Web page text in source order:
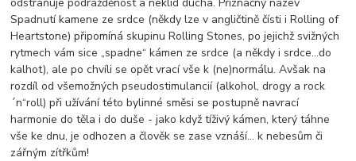
Spadnutí kamene ze srdce (někdy lze v angličtině čísti i Rolling of
Heartstone) připomíná skupinu Rolling Stones, po jejichž svižných
rytmech vám sice „spadne“ kámen ze srdce (a někdy i srdce...do
kalhot), ale po chvíli se opět vrací vše k (ne)normálu. Avšak na
rozdíl od všemožných pseudostimulancií (alkohol, drogy a rock
´n“roll) při užívání této bylinné směsi se postupně navrací
harmonie do těla i do duše - jako když tíživý kámen, který táhne
vše ke dnu, je odhozen a člověk se zase vznáší… k nebesům či
zářným zítřkům!